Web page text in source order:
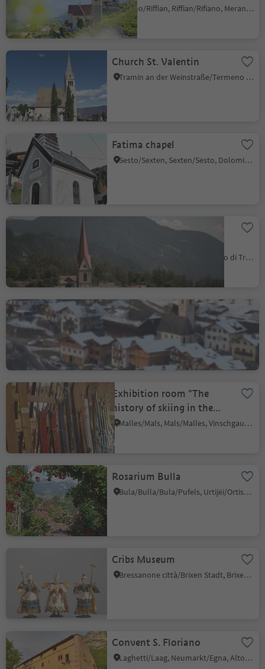
Pilgrimage Church in
Riffian/Rifiano
Rifiano/Riffian, Riffian/Rifiano, Meran/Merano and environs
Church St. Valentin
Tramin an der Weinstraße/Termeno sulla Strada del Vino, Alto Adige Wine Road
Fatima chapel
Sesto/Sexten, Sexten/Sesto, Dolomites Region 3 Zinnen
Maria Trens Pilgrimage
Trens/Trens, Freienfeld/Campo di Trens, Sterzing/Vipiteno and environs
Church St Nicholas´s in
Tisens
Castelrotto/Kastelruth, Kastelruth/Castelrotto, Dolomites Region Seiser Alm
Exhibition room "The
history of skiing in the
Upper Venosta Valley"
Malles/Mals, Mals/Malles, Vinschgau/Val Venosta
Rosarium Bulla
Bula/Bulla/Bula/Pufels, Urtijëi/Ortisei, Dolomites Region Val Gardena
Cribs Museum
Bressanone città/Brixen Stadt, Brixen/Bressanone, Brixen/Bressanone and environs
Convent S. Floriano
Laghetti/Laag, Neumarkt/Egna, Alto Adige Wine Road